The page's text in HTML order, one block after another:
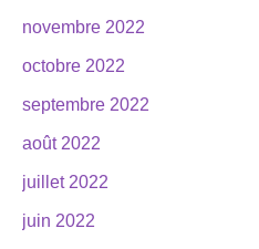
novembre 2022
octobre 2022
septembre 2022
août 2022
juillet 2022
juin 2022